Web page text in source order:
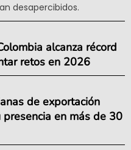
desapercibidos.
alcanza récord
retos en 2026
de exportación
en más de 30